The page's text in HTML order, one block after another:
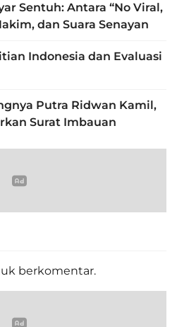
Sentuh: Antara “No Viral,
dan Suara Senayan
Indonesia dan Evaluasi
Putra Ridwan Kamil,
Surat Imbauan
berkomentar.